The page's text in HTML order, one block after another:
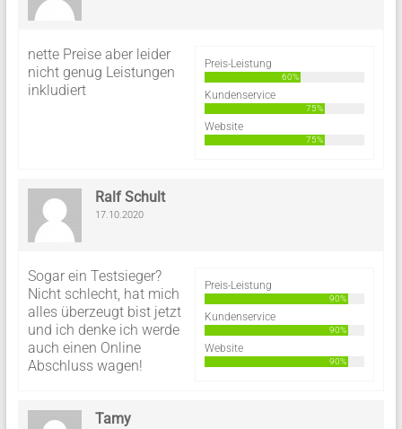
Preis-Leistung
60%
Kundenservice
75%
Website
75%
nette Preise aber leider
nicht genug Leistungen
inkludiert
Ralf Schult
17.10.2020
Preis-Leistung
90%
Kundenservice
90%
Website
90%
Sogar ein Testsieger?
Nicht schlecht, hat mich
alles überzeugt bist jetzt
und ich denke ich werde
auch einen Online
Abschluss wagen!
Tamy